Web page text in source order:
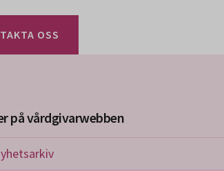
OSS
på vårdgivarwebben